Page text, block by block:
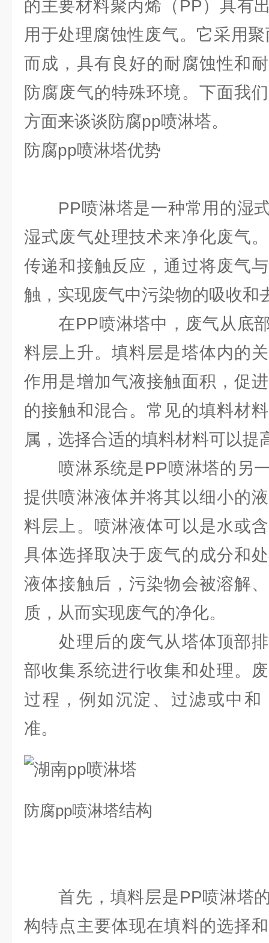
的主要材料聚丙烯（PP）具有
用于处理腐蚀性废气。它采用
而成，具有良好的耐腐蚀性和
防腐废气的特殊环境。下面我
方面来谈谈防腐pp喷淋塔。
防腐pp喷淋塔优势
PP喷淋塔是一种常用的湿式
湿式废气处理技术来净化废气
传递和接触反应，通过将废气
触，实现废气中污染物的吸收和
在PP喷淋塔中，废气从底部
料层上升。填料层是塔体内的
作用是增加气液接触面积，促
的接触和混合。常见的填料材
属，选择合适的填料材料可以提
喷淋系统是PP喷淋塔的另一
提供喷淋液体并将其以细小的
料层上。喷淋液体可以是水或
具体选择取决于废气的成分和
液体接触后，污染物会被溶解
质，从而实现废气的净化。
处理后的废气从塔体顶部排
部收集系统进行收集和处理。
过程，例如沉淀、过滤或中和
准。
防腐pp喷淋塔结构
首先，填料层是PP喷淋塔的
构特点主要体现在填料的选择